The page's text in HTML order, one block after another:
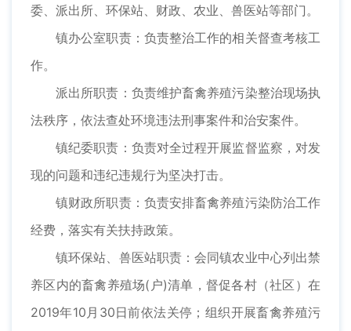
委、派出所、环保站、财政、农业、兽医站等部门。
镇办公室职责：负责整治工作的相关督查考核工
作。
派出所职责：负责维护畜禽养殖污染整治现场执
法秩序，依法查处环境违法刑事案件和治安案件。
镇纪委职责：负责对全过程开展监督监察，对发
现的问题和违纪违规行为坚决打击。
镇财政所职责：负责安排畜禽养殖污染防治工作
经费，落实有关扶持政策。
镇环保站、兽医站职责：会同镇农业中心列出禁
养区内的畜禽养殖场(户)清单，督促各村（社区）在
2019年10月30日前依法关停；组织开展畜禽养殖污